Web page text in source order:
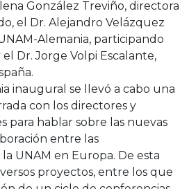
González Treviño, directora
el Dr. Alejandro Velázquez
Alemania, participando
Dr. Jorge Volpi Escalante,
inaugural se llevó a cabo una
con los directores y
para hablar sobre las nuevas
entre las
UNAM en Europa. De esta
proyectos, entre los que